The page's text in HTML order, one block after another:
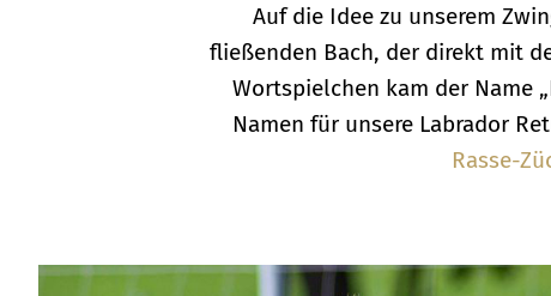
Auf die Idee zu unserem
fließenden Bach, der direkt mit
Wortspielchen kam der Name
Namen für unsere Labrador
Rasse-